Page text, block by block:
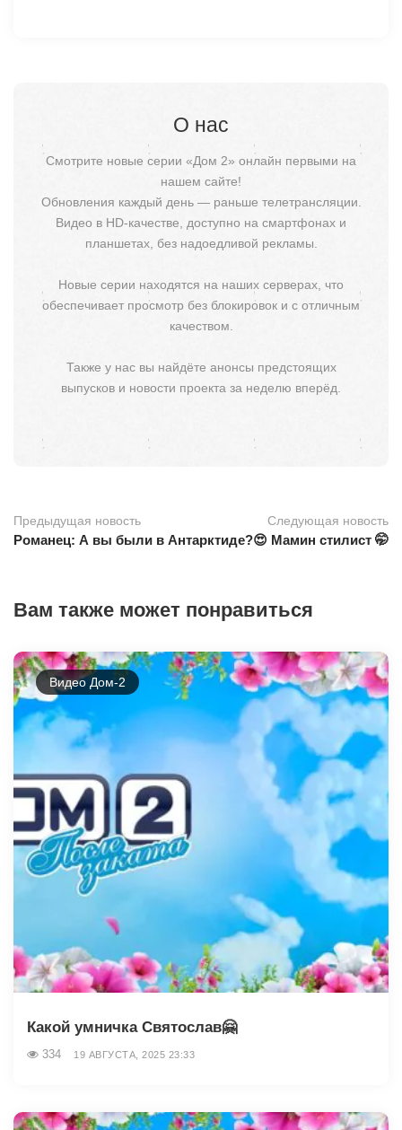
О нас
Смотрите новые серии «Дом 2» онлайн первыми на
нашем сайте!
Обновления каждый день — раньше телетрансляции.
Видео в HD-качестве, доступно на смартфонах и
планшетах, без надоедливой рекламы.
Новые серии находятся на наших серверах, что
обеспечивает просмотр без блокировок и с отличным
качеством.
Также у нас вы найдёте анонсы предстоящих
выпусков и новости проекта за неделю вперёд.
Предыдущая новость
Романец: А вы были в Антарктиде?😍
Следующая новость
Мамин стилист 🤭
Вам также может понравиться
Видео Дом-2
Какой умничка Святослав🤗
334 19 АВГУСТА, 2025 23:33